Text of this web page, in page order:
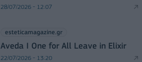
28/07/2026 - 12:07
esteticamagazine.gr
Aveda I One for All Leave in Elixir
22/07/2026 - 13:20